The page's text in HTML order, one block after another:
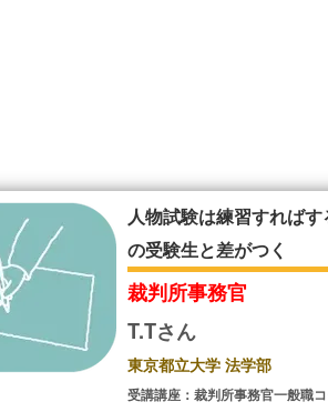
人物試験は練習すれば
の受験生と差がつく
裁判所事務官
T.Tさん
東京都立大学 法学部
受講講座：裁判所事務官一般職